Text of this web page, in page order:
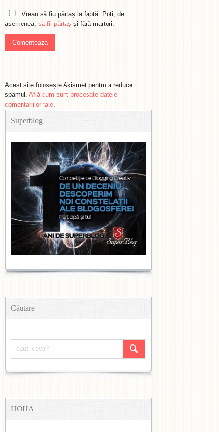
Vreau să fiu părtaș la faptă. Poți, de
asemenea, să fii părtaș și fără martori.
Acest site folosește Akismet pentru a reduce
spamul. Află cum sunt procesate datele
comentariilor tale.
Superblog
Căutare
HOHA